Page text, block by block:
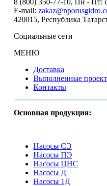
E-mail:
420015, Республика
Социальные сети
МЕНЮ
Доставка
Выполненные
Контакты
Основная продукция:
Насосы СЭ
Насосы ПЭ
Насосы ЦНС
Насосы Д
Насосы 1Д